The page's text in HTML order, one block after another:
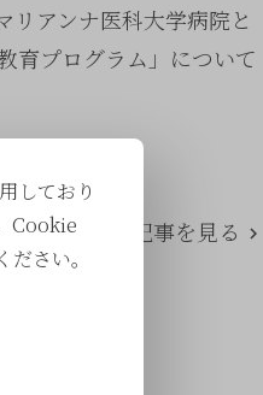
アンナ医科大学病院と
育プログラム」について
次の記事を見る
しており
Cookie
さい。